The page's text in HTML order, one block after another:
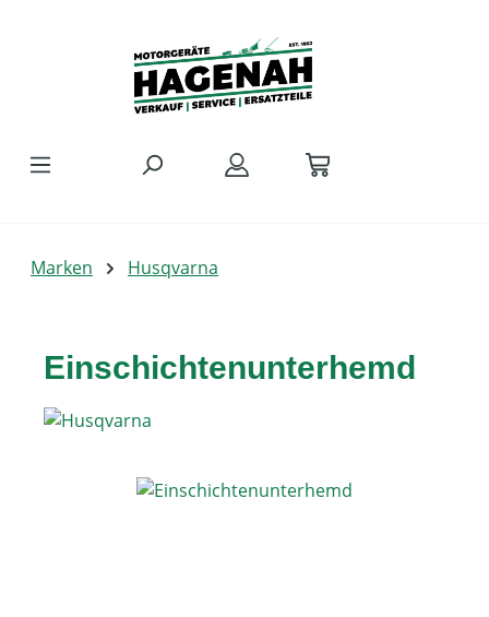
Marken Husqvarna
Einschichtenunterhemd
Bildergalerie überspringen